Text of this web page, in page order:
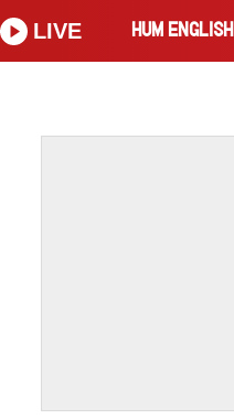
HUM ENGLISH
LIVE